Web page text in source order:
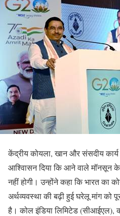
केंद्रीय कोयला, खान और संसदीय कार्य
आश्वािसन दिया कि आने वाले मॉनसून
नहीं होगी। उन्होंने कहा कि भारत का
अर्थव्यवस्था की बढ़ी हुई घरेलू मांग को
है। कोल इंडिया लिमिटेड (सीआईएल),